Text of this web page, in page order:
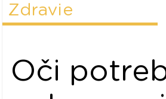
Zdravie
Oči